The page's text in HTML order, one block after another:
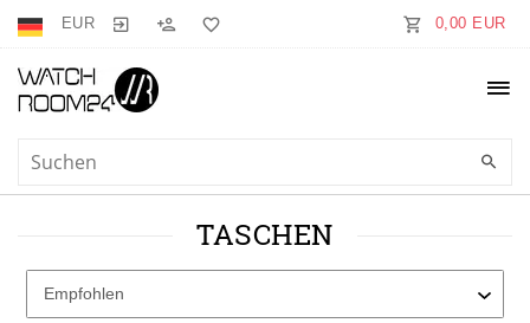
EUR 0,00 EUR
TASCHEN